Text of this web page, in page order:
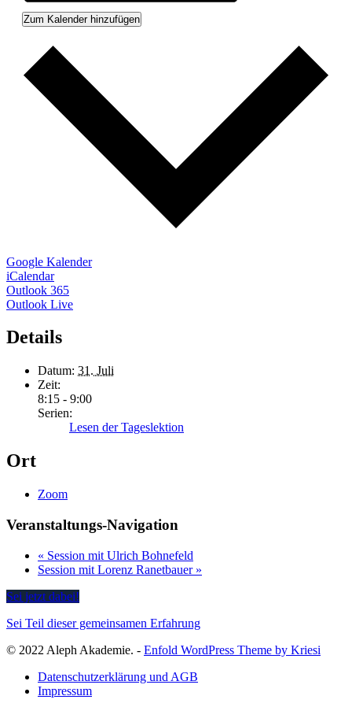
Zum Kalender hinzufügen
Google Kalender
iCalendar
Outlook 365
Outlook Live
Details
Datum: 31. Juli
Zeit:
8:15 - 9:00
Serien:
Lesen der Tageslektion
Ort
Zoom
Veranstaltungs-Navigation
« Session mit Ulrich Bohnefeld
Session mit Lorenz Ranetbauer »
Sei jetzt dabei!
Sei Teil dieser gemeinsamen Erfahrung
© 2022 Aleph Akademie. - Enfold WordPress Theme by Kriesi
Datenschutzerklärung und AGB
Impressum